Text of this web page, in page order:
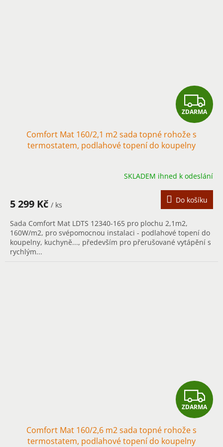
Z
D
M
A
ZDARMA
Comfort Mat 160/2,1 m2 sada topné rohože s
termostatem, podlahové topení do koupelny
SKLADEM ihned k odeslání
5 299 Kč / ks
Do košíku
Sada Comfort Mat LDTS 12340-165 pro plochu 2,1m2,
160W/m2, pro svépomocnou instalaci - podlahové topení do
koupelny, kuchyně..., především pro přerušované vytápění s
rychlým...
Z
D
ZDARMA
Comfort Mat 160/2,6 m2 sada topné rohože s
termostatem, podlahové topení do koupelny